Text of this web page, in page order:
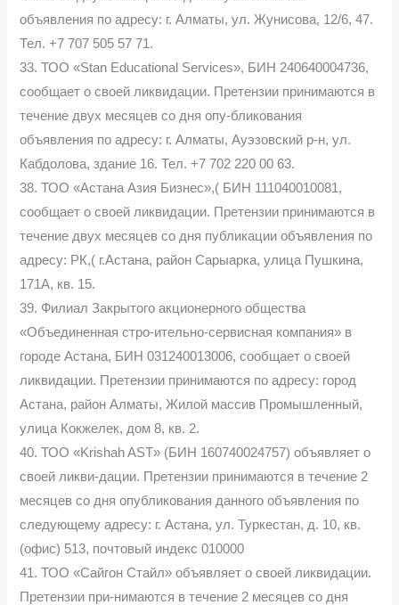
объявления по адресу: г. Алматы, ул. Жунисова, 12/6, 47.
Тел. +7 707 505 57 71.
33. ТОО «Stan Educational Services», БИН 240640004736,
сообщает о своей ликвидации. Претензии принимаются в
течение двух месяцев со дня опу-бликования
объявления по адресу: г. Алматы, Ауэзовский р-н, ул.
Кабдолова, здание 16. Тел. +7 702 220 00 63.
38. ТОО «Астана Азия Бизнес»,( БИН 111040010081,
сообщает о своей ликвидации. Претензии принимаются в
течение двух месяцев со дня публикации объявления по
адресу: РК,( г.Астана, район Сарыарка, улица Пушкина,
171А, кв. 15.
39. Филиал Закрытого акционерного общества
«Объединенная стро-ительно-сервисная компания» в
городе Астана, БИН 031240013006, сообщает о своей
ликвидации. Претензии принимаются по адресу: город
Астана, район Алматы, Жилой массив Промышленный,
улица Кокжелек, дом 8, кв. 2.
40. ТОО «Krishah AST» (БИН 160740024757) объявляет о
своей ликви-дации. Претензии принимаются в течение 2
месяцев со дня опубликования данного объявления по
следующему адресу: г. Астана, ул. Туркестан, д. 10, кв.
(офис) 513, почтовый индекс 010000
41. ТОО «Сайгон Стайл» объявляет о своей ликвидации.
Претензии при-нимаются в течение 2 месяцев со дня